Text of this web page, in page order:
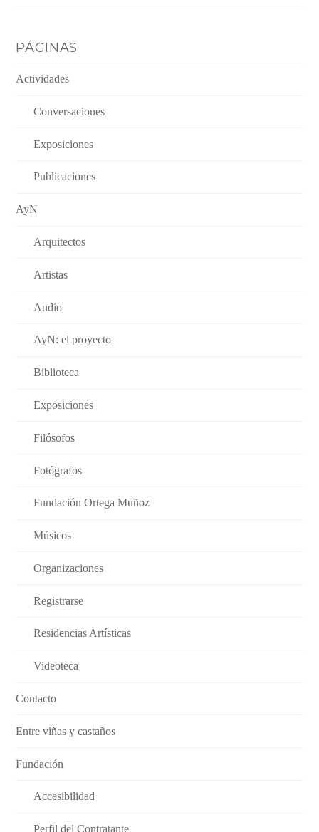
PÁGINAS
Actividades
Conversaciones
Exposiciones
Publicaciones
AyN
Arquitectos
Artistas
Audio
AyN: el proyecto
Biblioteca
Exposiciones
Filósofos
Fotógrafos
Fundación Ortega Muñoz
Músicos
Organizaciones
Registrarse
Residencias Artísticas
Videoteca
Contacto
Entre viñas y castaños
Fundación
Accesibilidad
Perfil del Contratante